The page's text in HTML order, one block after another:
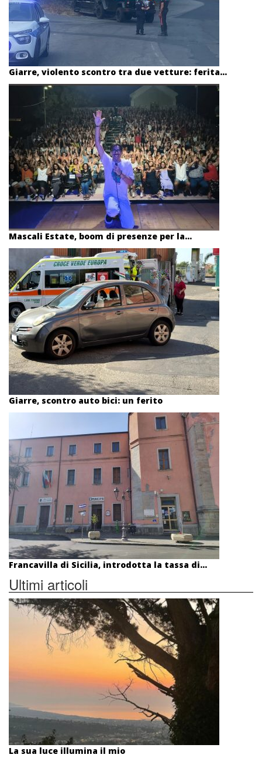
Giarre, violento scontro tra due vetture: ferita...
Mascali Estate, boom di presenze per la...
Giarre, scontro auto bici: un ferito
Francavilla di Sicilia, introdotta la tassa di...
Ultimi articoli
La sua luce illumina il mio